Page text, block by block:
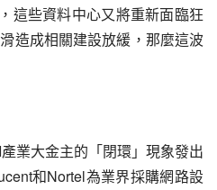
這些資料中心又將重新面臨狂
造成相關建設放緩，那麼這波
業大金主的「閉環」現象發出
和Nortel為業界採購網路設